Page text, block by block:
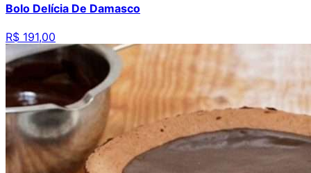
Bolo Delícia De Damasco
R$ 191,00